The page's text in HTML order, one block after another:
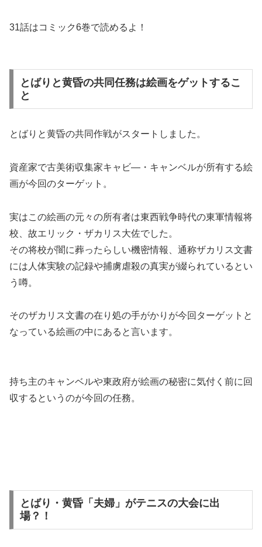
31話はコミック6巻で読めるよ！
とばりと黄昏の共同任務は絵画をゲットするこ
と
とばりと黄昏の共同作戦がスタートしました。
資産家で古美術収集家キャビ―・キャンベルが所有する絵
画が今回のターゲット。
実はこの絵画の元々の所有者は東西戦争時代の東軍情報将
校、故エリック・ザカリス大佐でした。
その将校が闇に葬ったらしい機密情報、 通称ザカリス文書
には人体実験の記録や捕虜虐殺の真実が綴られているとい
う噂。
そのザカリス文書の在り処の手がかりが今回ターゲットと
なっている絵画の中にあると言います。
持ち主のキャンベルや東政府が絵画の秘密に気付く前に回
収するというのが今回の任務。
とばり・黄昏「夫婦」がテニスの大会に出
場？！